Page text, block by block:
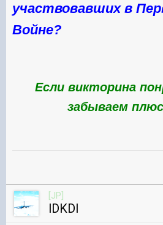
участвовавших в
Войне?
Если викторина
забываем
[JP]
lDKDl